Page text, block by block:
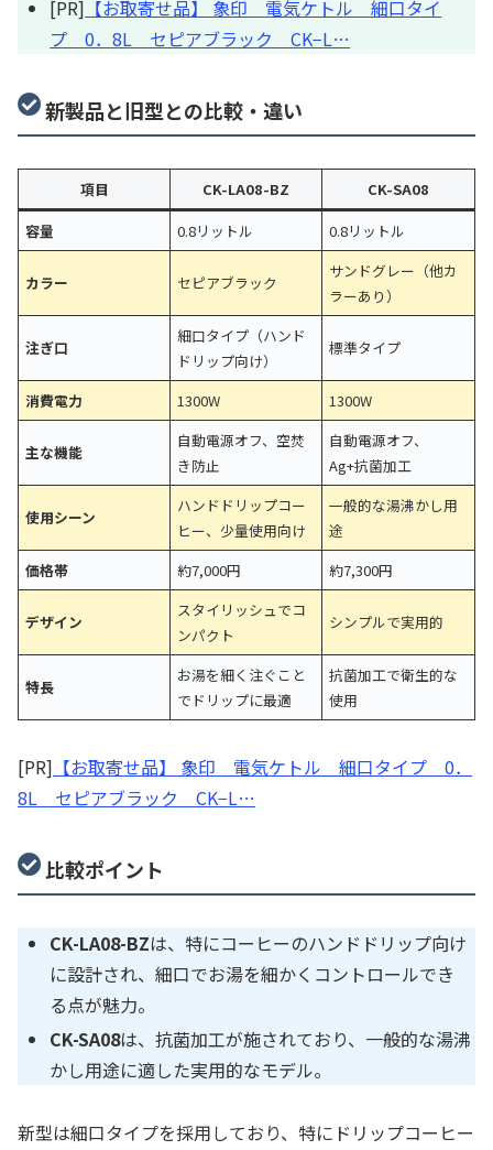
[PR] 【お取寄せ品】 象印 電気ケトル 細口タイ
プ 0．8L セピアブラック CK−L…
新製品と旧型との比較・違い
項目 CK-LA08-BZ
CK-SA08
容量
0.8リットル 0.8リットル
カラー セピアブラック
サンドグレー（他カ
ラーあり）
注ぎ口
細口タイプ（ハンド
ドリップ向け）
標準タイプ
消費電力 1300W 1300W
主な機能
自動電源オフ、空焚
き防止
自動電源オフ、
Ag+抗菌加工
使用シーン
ハンドドリップコー
ヒー、少量使用向け
一般的な湯沸かし用
途
価格帯
約7,000円 約7,300円
デザイン
スタイリッシュでコ
ンパクト
シンプルで実用的
特長
お湯を細く注ぐこと
でドリップに最適
抗菌加工で衛生的な
使用
[PR] 【お取寄せ品】 象印 電気ケトル 細口タイプ 0．
8L セピアブラック CK−L…
比較ポイント
CK-LA08-BZは、特にコーヒーのハンドドリップ向け
に設計され、細口でお湯を細かくコントロールでき
る点が魅力。
CK-SA08は、抗菌加工が施されており、一般的な湯沸
かし用途に適した実用的なモデル。
新型は細口タイプを採用しており、特にドリップコーヒー